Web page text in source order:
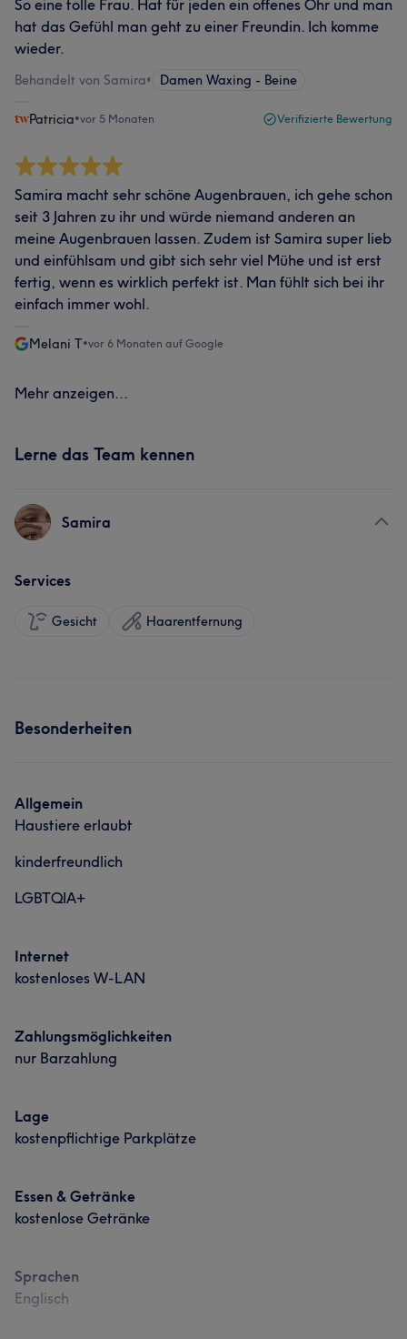
So eine tolle Frau. Hat für jeden ein offenes Ohr und man
hat das Gefühl man geht zu einer Freundin. Ich komme
wieder.
Behandelt von Samira• Damen Waxing - Beine
Patricia•vor 5 Monaten Verifizierte Bewertung
Samira macht sehr schöne Augenbrauen, ich gehe schon
seit 3 Jahren zu ihr und würde niemand anderen an
meine Augenbrauen lassen. Zudem ist Samira super lieb
und einfühlsam und gibt sich sehr viel Mühe und ist erst
fertig, wenn es wirklich perfekt ist. Man fühlt sich bei ihr
einfach immer wohl.
Melani T•vor 6 Monaten auf Google
Mehr anzeigen...
Lerne das Team kennen
Samira
Services
Gesicht Haarentfernung
Besonderheiten
Allgemein
Haustiere erlaubt
kinderfreundlich
LGBTQIA+
Internet
kostenloses W-LAN
Zahlungsmöglichkeiten
nur Barzahlung
Lage
kostenpflichtige Parkplätze
Essen & Getränke
kostenlose Getränke
Sprachen
Englisch